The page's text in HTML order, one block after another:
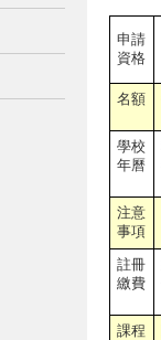
申請
資格
名額
學校
年曆
注意
事項
註冊
繳費
課程